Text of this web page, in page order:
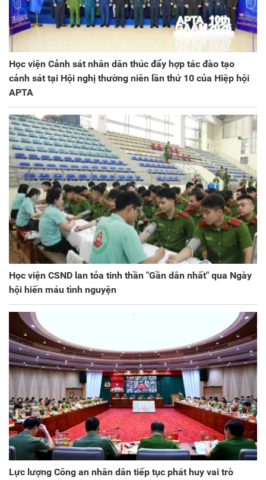
Học viện Cảnh sát nhân dân thúc đẩy hợp tác đào tạo
cảnh sát tại Hội nghị thường niên lần thứ 10 của Hiệp hội
APTA
Học viện CSND lan tỏa tinh thần "Gần dân nhất" qua Ngày
hội hiến máu tình nguyện
Lực lượng Công an nhân dân tiếp tục phát huy vai trò